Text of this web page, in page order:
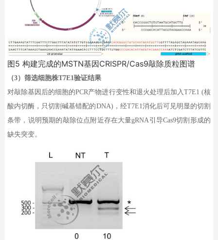
图5 构建完成的MSTN基因CRISPR/Cas9敲除质粒图谱
（3）筛选细胞株T7E1验证结果
对敲除基因后的细胞的PCR产物进行变性和退火处理后加入T7E1 (核
酸内切酶，只切割碱基错配的DNA) ，经T7E1消化后可见明显的切割
条带，说明预期的敲除位点附近存在大量gRNA引导Cas9切割形成的
缺失突变。